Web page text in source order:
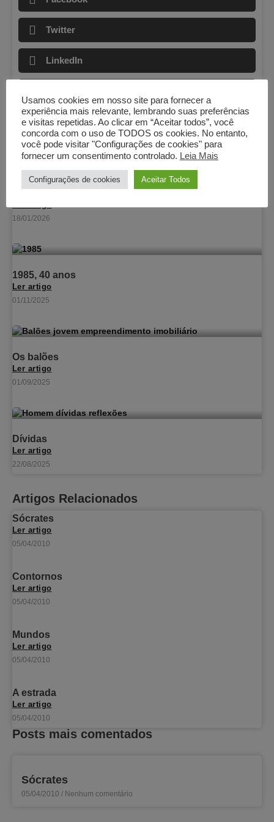
Twitter
LinkedIn
Posts recentes
Poderoso
18/01/2026
1985, 40 anos
Ler artigo
01/11/2025
Os balões
Ler artigo
01/09/2025
Dívidas
Ler artigo
22/08/2025
Artigos Relacionados
Sócrates
Ler artigo
05/04/2010
Contornos
Ler artigo
05/04/2010
Mundos
Ler artigo
05/04/2010
A estrada
Ler artigo
05/04/2010
Posts mais comentados
Sócrates
05/04/2010 Nenhum comentário
Usamos cookies em nosso site para fornecer a
experiência mais relevante, lembrando suas preferências
e visitas repetidas. Ao clicar em “Aceitar todos”, você
concorda com o uso de TODOS os cookies. No entanto,
você pode visitar "Configurações de cookies" para
fornecer um consentimento controlado. Leia Mais
Configurações de cookies Aceitar Todos